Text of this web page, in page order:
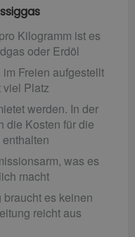
Kilogramm ist es
oder Erdöl
Freien aufgestellt
viel Platz
werden. In der
die Kosten für die
was es
macht
es keinen
reicht aus